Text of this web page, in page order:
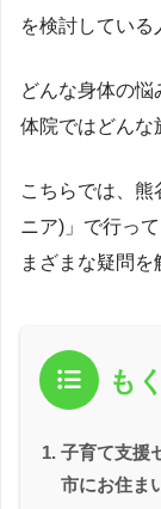
を検討している
どんな身体の
体院ではどんな
こちらでは、
ニア)」で行っ
まざまな疑問を
も
子育て支援
市にお住ま